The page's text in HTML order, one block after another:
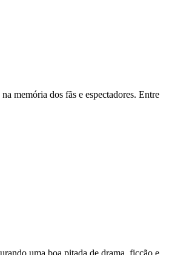
memória dos fãs e espectadores. Entre
uma boa pitada de drama, ficção e,